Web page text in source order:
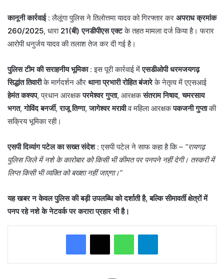
कानूनी कार्रवाई: लैलूंगा पुलिस ने तिलोत्तमा यादव को गिरफ्तार कर अपराध क्रमांक
260/2025, धारा 21(बी) एनडीपीएस एक्टके तहत मामला दर्ज किया है। फरार
आरोपी धनुर्जय यादव की तलाश तेज कर दी गई है।
पुलिस टीम की सराहनीय भूमिका: इस पूरी कार्रवाई मेंएसडीओपी धरमजयगढ़
सिद्धांत तिवारीके मार्गदर्शन और थाना प्रभारी रोहित बंजारेके नेतृत्व में एएसआई
हेमंत कश्यप, प्रधान आरक्षकपरमेश्वर गुप्ता, आरक्षकसंतराम निषाद,चमरसाय
भगत,गोविंद बनर्जी,राजू तिग्गा,जागेश्वर मरावीव महिला आरक्षकपकजनी गुप्ताकी
सक्रिय भूमिका रही।
एसपी दिव्यांग पटेल का सख्त संदेश: एसपी पटेल ने साफ कहा है कि – “रायगढ़
पुलिस जिले में नशे के कारोबार को किसी भी कीमत पर पनपने नहीं देगी। तस्करी में
लिप्त किसी भी व्यक्ति को बख्शा नहीं जाएगा।”
यह खबर न केवल पुलिस की बड़ी उपलब्धि को दर्शाती है, बल्कि सीमावर्ती क्षेत्रों में
पनप रहे नशे के नेटवर्क पर करारा प्रहार भी है।
WhatsAppTelegram